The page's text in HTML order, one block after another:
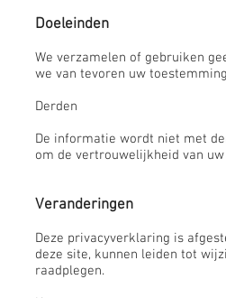
Doeleinden
We verzamelen of gebruiken
we van tevoren uw
Derden
De informatie wordt niet met
om de vertrouwelijkheid van
Veranderingen
Deze privacyverklaring is
deze site, kunnen leiden tot
raadplegen.